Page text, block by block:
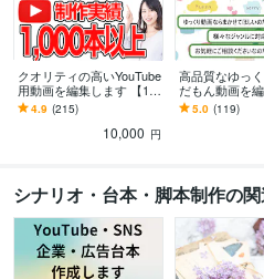
クオリティの高いYouTube
用動画を編集します 【10,
000円でクオリティの高い
動画】作成します！
4.9 (215)
10,000 円
高品質なゆっ
だもん動画を
丸投げ歓迎！視
きさせない高品
5.0 (119)
シナリオ・台本・脚本制作の